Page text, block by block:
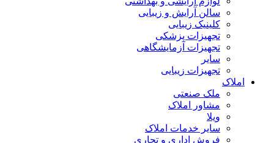
سالن آرایش و زیبایی
کلینیک زیبایی
تجهیزات پزشکی
تجهیزات آزمایشگاهی
سایر
تجهیزات زیبایی
املاک
ملک صنعتی
مشاور املاک
ویلا
سایر خدمات املاک
فروش اداری و تجاری